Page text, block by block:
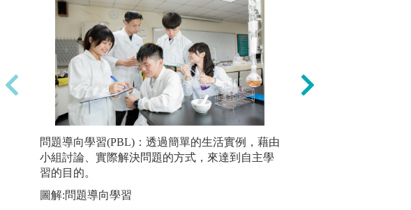
產品或技術研究與開發（新產品開發課程）
綜合食品分析，食品化學，食品加工及食品微生
物等專業課程的修習，進行新產品或新加工技術
的研發。課程內容訓練學生由市場，生活或報導
中構思新穎產品，並配合專業課程學理，將新穎
問題導向學習(PBL)：透過簡單的生活實例，藉由
小組討論、實際解決問題的方式，來達到自主學
習的目的。
圖解:問題導向學習